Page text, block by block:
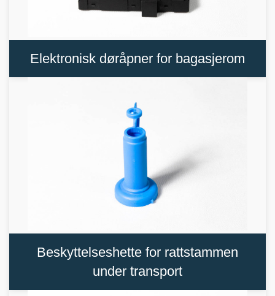
Elektronisk døråpner for bagasjerom
Beskyttelseshette for rattstammen
under transport